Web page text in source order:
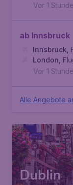
Vor 1
ab Innsbruck
Innsbruck
London
Vor 1
Alle Angebote
Dublin